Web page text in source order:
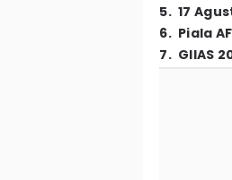
5. 17
6. Piala
7. GIIAS